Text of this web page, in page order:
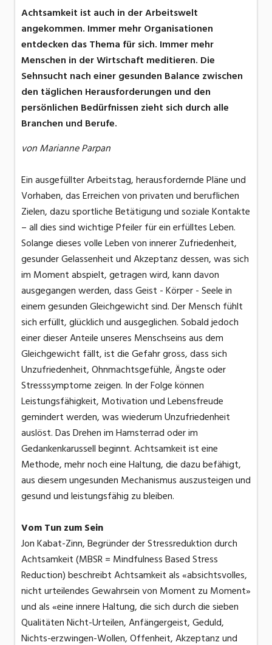
Achtsamkeit ist auch in der Arbeitswelt
angekommen. Immer mehr Organisationen
entdecken das Thema für sich. Immer mehr
Menschen in der Wirtschaft meditieren. Die
Sehnsucht nach einer gesunden Balance zwischen
den täglichen Herausforderungen und den
persönlichen Bedürfnissen zieht sich durch alle
Branchen und Berufe.
von Marianne Parpan
Ein ausgefüllter Arbeitstag, herausfordernde Pläne und
Vorhaben, das Erreichen von privaten und beruflichen
Zielen, dazu sportliche Betätigung und soziale Kontakte
– all dies sind wichtige Pfeiler für ein erfülltes Leben.
Solange dieses volle Leben von innerer Zufriedenheit,
gesunder Gelassenheit und Akzeptanz dessen, was sich
im Moment abspielt, getragen wird, kann davon
ausgegangen werden, dass Geist - Körper - Seele in
einem gesunden Gleichgewicht sind. Der Mensch fühlt
sich erfüllt, glücklich und ausgeglichen. Sobald jedoch
einer dieser Anteile unseres Menschseins aus dem
Gleichgewicht fällt, ist die Gefahr gross, dass sich
Unzufriedenheit, Ohnmachtsgefühle, Ängste oder
Stresssymptome zeigen. In der Folge können
Leistungsfähigkeit, Motivation und Lebensfreude
gemindert werden, was wiederum Unzufriedenheit
auslöst. Das Drehen im Hamsterrad oder im
Gedankenkarussell beginnt. Achtsamkeit ist eine
Methode, mehr noch eine Haltung, die dazu befähigt,
aus diesem ungesunden Mechanismus auszusteigen und
gesund und leistungsfähig zu bleiben.
Vom Tun zum Sein
Jon Kabat-Zinn, Begründer der Stressreduktion durch
Achtsamkeit (MBSR = Mindfulness Based Stress
Reduction) beschreibt Achtsamkeit als «absichtsvolles,
nicht urteilendes Gewahrsein von Moment zu Moment»
und als «eine innere Haltung, die sich durch die sieben
Qualitäten Nicht-Urteilen, Anfängergeist, Geduld,
Nichts-erzwingen-Wollen, Offenheit, Akzeptanz und